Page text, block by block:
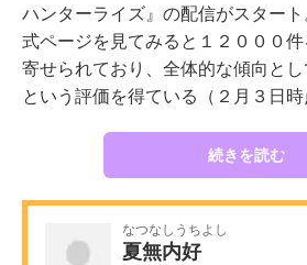
ハンターライズ』の配信がスター
式ページを見てみると１２０００
寄せられており、全体的な傾向とし
という評価を得ている（２月３日
続きを読む
なつなしうちよし
夏無内好